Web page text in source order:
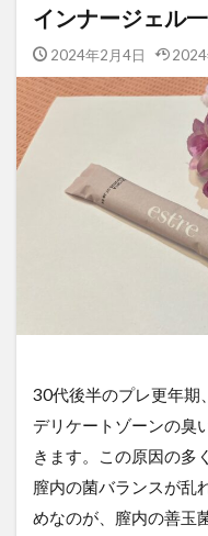
インナージェル
2024年2月4日
30代後半のプレ更年期
デリケートゾーンの臭
きます。この原因の多
膣内の菌バランスが乱
めなのが、膣内の善玉